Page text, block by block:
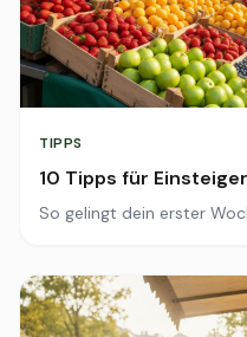
TIPPS
10 Tipps für Einsteiger
So gelingt dein erster